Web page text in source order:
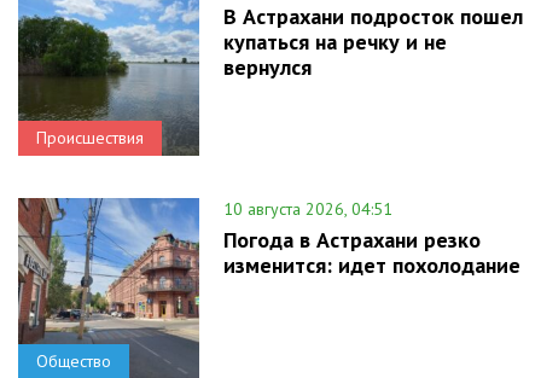
Происшествия
В Астрахани подросток пошел
купаться на речку и не
вернулся
Общество
10 августа 2026, 04:51
Погода в Астрахани резко
изменится: идет похолодание